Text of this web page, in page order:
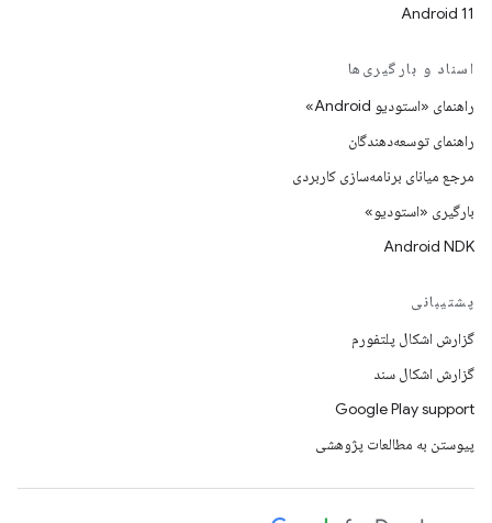
Android 11
اسناد و بارگیری‌ها
راهنمای «استودیو Android»
راهنمای توسعه‌دهندگان
مرجع میانای برنامه‌سازی کاربردی
بارگیری «استودیو»
Android NDK
پشتیبانی
گزارش اشکال پلتفورم
گزارش اشکال سند
Google Play support
پیوستن به مطالعات پژوهشی